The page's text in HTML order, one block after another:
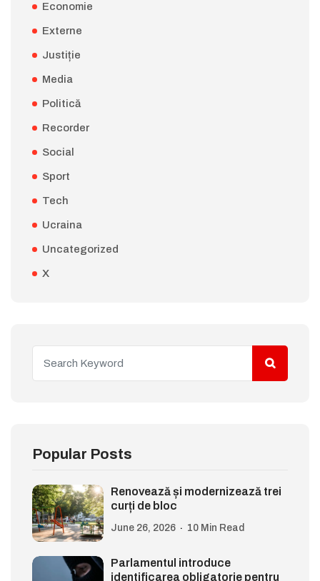
Economie
Externe
Justiție
Media
Politică
Recorder
Social
Sport
Tech
Ucraina
Uncategorized
X
Popular Posts
Renovează și modernizează trei
curți de bloc
June 26, 2026 10 Min Read
Parlamentul introduce
identificarea obligatorie pentru